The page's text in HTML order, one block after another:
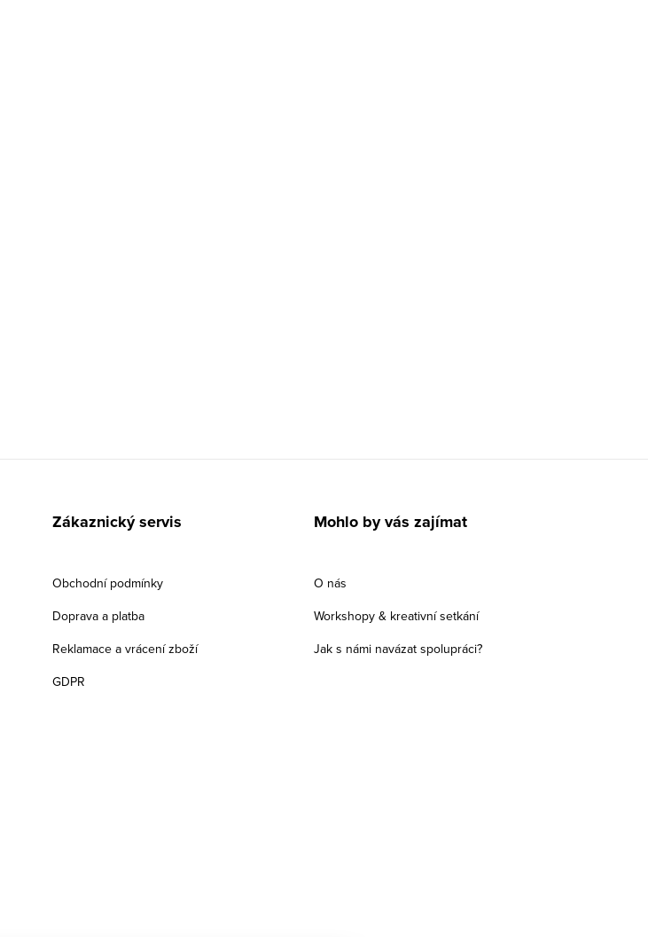
Zákaznický servis
Obchodní podmínky
Doprava a platba
Reklamace a vrácení zboží
GDPR
Mohlo by vás zajímat
O nás
Workshopy & kreativní setkání
Jak s námi navázat spolupráci?